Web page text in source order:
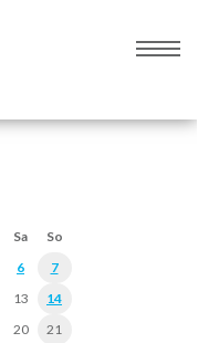
Sa
So
6
7
13
14
20
21